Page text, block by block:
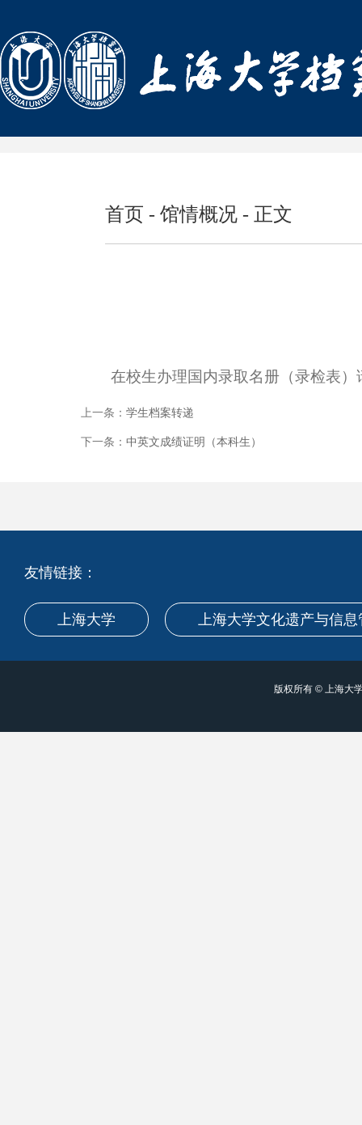
首页 - 馆情概况 - 正文
在校生办理国内录取名册（录检表
上一条： 学生档案转递
下一条： 中英文成绩证明（本科生）
友情链接：
上海大学 上海大学文化遗产与信息
版权所有 © 上海大